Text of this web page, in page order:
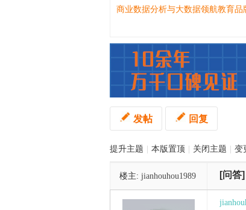
商业数据分析与大数据领航教育品
发帖 回复
提升主题 本版置顶 关闭主题 变
楼主: jianhouhou1989 [问答]